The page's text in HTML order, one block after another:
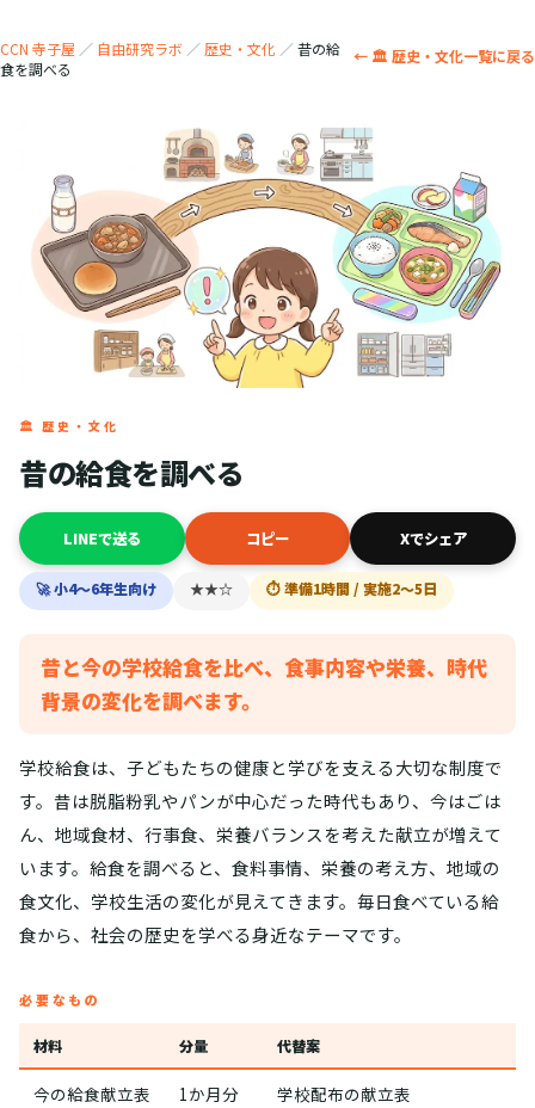
CCN 寺子屋 ／ 自由研究ラボ ／ 歴史・文化 ／昔の給
食を調べる
← 🏛️ 歴史・文化一覧に戻る
🏛️ 歴史・文化
昔の給食を調べる
LINEで送る コピー Xでシェア
🚀 小4〜6年生向け ★★☆ ⏱ 準備1時間 / 実施2〜5日
昔と今の学校給食を比べ、食事内容や栄養、時代
背景の変化を調べます。
学校給食は、子どもたちの健康と学びを支える大切な制度で
す。昔は脱脂粉乳やパンが中心だった時代もあり、今はごは
ん、地域食材、行事食、栄養バランスを考えた献立が増えて
います。給食を調べると、食料事情、栄養の考え方、地域の
食文化、学校生活の変化が見えてきます。毎日食べている給
食から、社会の歴史を学べる身近なテーマです。
必要なもの
材料 分量 代替案
今の給食献立表 1か月分 学校配布の献立表